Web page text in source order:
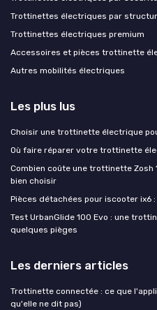
Trottinettes électriques par
Trottinettes électriques premium
Accessoires et pièces trottinette
Autres mobilités électriques
Les plus lus
Choisir une trottinette électrique
Où faire réparer votre trottinette
Combien coûte une trottinette Zosh
bien choisir
Pièces détachées pour iscooter ix6
Test UrbanGlide 100 Evo : une
quelques pièges
Les derniers articles
Trottinette connectée : ce que
qu'elle ne dit pas)